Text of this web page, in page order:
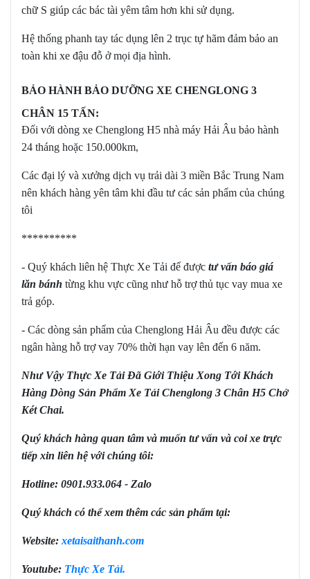
chữ S giúp các bác tài yêm tâm hơn khi sử dụng.
Hệ thống phanh tay tác dụng lên 2 trục tự hãm đảm bảo an
toàn khi xe đậu đỗ ở mọi địa hình.
BẢO HÀNH BẢO DƯỠNG XE CHENGLONG 3
CHÂN 15 TẤN:
Đối với dòng xe Chenglong H5 nhà máy Hải Âu bảo hành
24 tháng hoặc 150.000km,
Các đại lý và xưởng dịch vụ trải dài 3 miền Bắc Trung Nam
nên khách hàng yên tâm khi đầu tư các sản phẩm của chúng
tôi
**********
- Quý khách liên hệ Thực Xe Tải để được tư vấn báo giá
lăn bánh từng khu vực cũng như hỗ trợ thủ tục vay mua xe
trả góp.
- Các dòng sản phẩm của Chenglong Hải Âu đều được các
ngân hàng hỗ trợ vay 70% thời hạn vay lên đến 6 năm.
Như Vậy Thực Xe Tải Đã Giới Thiệu Xong Tới Khách
Hàng Dòng Sản Phẩm Xe Tải Chenglong 3 Chân H5 Chở
Két Chai.
Quý khách hàng quan tâm và muốn tư vấn và coi xe trực
tiếp xin liên hệ với chúng tôi:
Hotline: 0901.933.064 - Zalo
Quý khách có thể xem thêm các sản phẩm tại:
Website: xetaisaithanh.com
Youtube: Thực Xe Tải.